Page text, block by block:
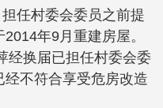
任村委会委员之前提
年9月重建房屋。
经换届已担任村委会委
经不符合享受危房改造